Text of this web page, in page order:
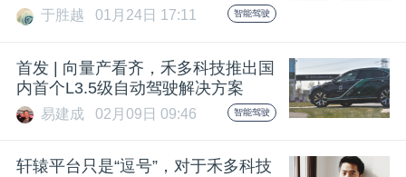
开
课
于胜越 01月24日 17:11 智能驾驶
首发 | 向量产看齐，禾多科技推出国
内首个L3.5级自动驾驶解决方案
易建成 02月09日 09:46 智能驾驶
轩辕平台只是“逗号”，对于禾多科技